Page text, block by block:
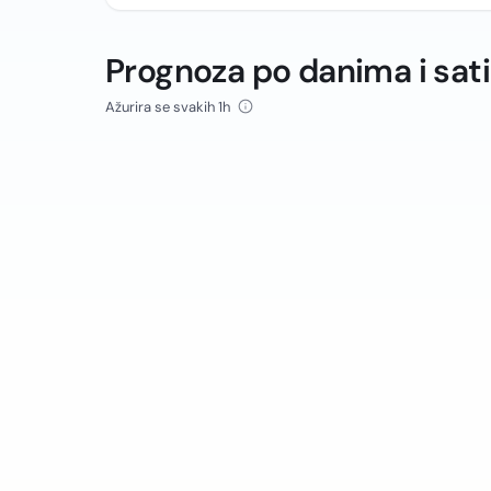
Prognoza po danima i
Ažurira se svakih 1h